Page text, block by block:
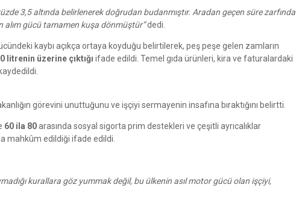
3,5 altında belirlenerek doğrudan budanmıştır. Aradan geçen süre zarfında
alım gücü tamamen kuşa dönmüştür”dedi.
kaybı açıkça ortaya koyduğu belirtilerek, peş peşe gelen zamların
litrenin üzerine çıktığı ifade edildi. Temel gıda ürünleri, kira ve faturalardaki
görevini unuttuğunu ve işçiyi sermayenin insafına bıraktığını belirtti.
60 ila 80arasında sosyal sigorta prim destekleri ve çeşitli ayrıcalıklar
mahkûm edildiği ifade edildi.
kurallara göz yummak değil, bu ülkenin asıl motor gücü olan işçiyi,